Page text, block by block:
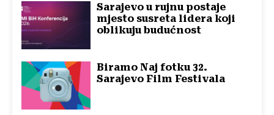
Sarajevo u rujnu postaje
mjesto susreta lidera koji
oblikuju budućnost
Biramo Naj fotku 32.
Sarajevo Film Festivala